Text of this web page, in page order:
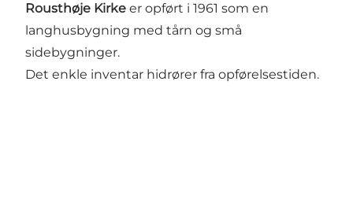
Rousthøje Kirke er opført i 1961 som en
langhusbygning med tårn og små
sidebygninger.
Det enkle inventar hidrører fra opførelsestiden.